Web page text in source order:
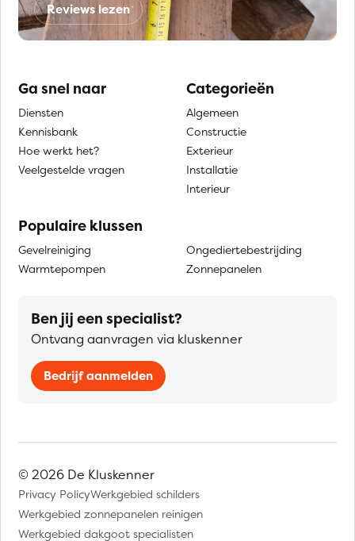
Reviews lezen
Ga snel naar
Diensten
Kennisbank
Hoe werkt het?
Veelgestelde vragen
Categorieën
Algemeen
Constructie
Exterieur
Installatie
Interieur
Populaire klussen
Gevelreiniging
Warmtepompen
Ongediertebestrijding
Zonnepanelen
Ben jij een specialist?
Ontvang aanvragen via kluskenner
Bedrijf aanmelden
© 2026 De Kluskenner
Privacy PolicyWerkgebied schilders
Werkgebied zonnepanelen reinigen
Werkgebied dakgoot specialisten